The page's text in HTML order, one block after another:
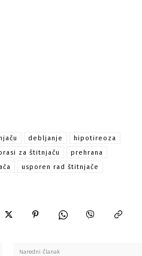
debljanje
hipotireoza
za štitnjaču
prehrana
usporen rad štitnjače
Naredni članak